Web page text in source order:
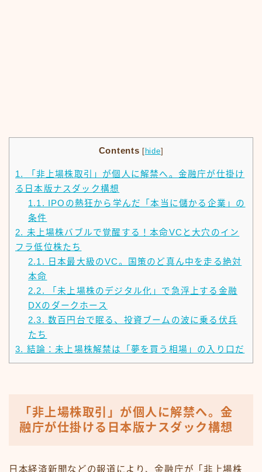
Contents [ hide]
1.
「非上場株取引」が個人に解禁へ。金融庁が仕掛け
る日本版ナスダック構想
1.1. IPOの熱狂から学んだ「本当に儲かる企業」の
条件
2. 未上場株バブルで覚醒する！本命VCと大穴のイン
フラ低位株たち
2.1.
日本最大級のVC。国策のど真ん中を走る絶対
本命
2.2.
「未上場株のデジタル化」で急浮上する金融
DXのダークホース
2.3. 数百円台で眠る、投資ブームの波に乗る伏兵
たち
3. 結論：未上場株解禁は「夢を買う相場」の入り口だ
「非上場株取引」が個人に解禁へ。金
融庁が仕掛ける日本版ナスダック構想
日本経済新聞などの報道により、金融庁が「非上場株